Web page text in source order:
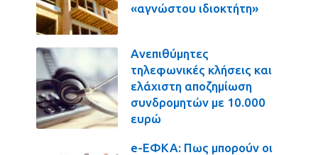
«αγνώστου ιδιοκτήτη»
Ανεπιθύμητες
τηλεφωνικές κλήσεις και
ελάχιστη αποζημίωση
συνδρομητών με 10.000
ευρώ
e-ΕΦΚΑ: Πως μπορούν οι